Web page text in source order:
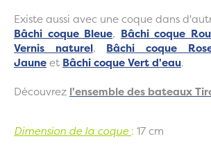
Existe aussi avec une coque dans
Bâchi coque Bleue, Bâchi coque
Vernis naturel, Bâchi coque
Jauneet Bâchi coque Vert d'eau.
Découvrez l'ensemble des bateaux
Dimension de la coque : 17 cm